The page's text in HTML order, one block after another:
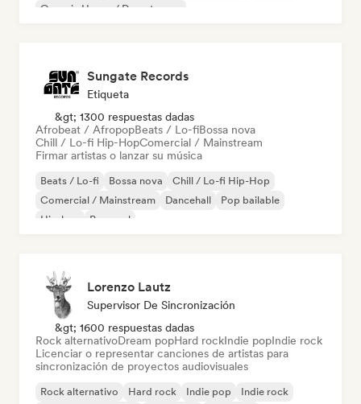
Organic House / Downtempo
Sungate Records
Etiqueta
&gt; 1300 respuestas dadas
Afrobeat / AfropopBeats / Lo-fiBossa nova
Chill / Lo-fi Hip-HopComercial / Mainstream
Firmar artistas o lanzar su música
Beats / Lo-fi Bossa nova
Chill / Lo-fi Hip-Hop
Comercial / Mainstream
Dancehall
Pop bailable
Hip-hop
Pop soul
Lorenzo Lautz
Supervisor De Sincronización
&gt; 1600 respuestas dadas
Rock alternativoDream popHard rockIndie popIndie rock
Licenciar o representar canciones de artistas para
sincronización de proyectos audiovisuales
Rock alternativo Hard rock Indie pop
Indie rock